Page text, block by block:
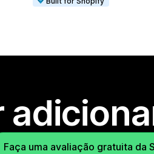
Faça uma avaliação gratuita da